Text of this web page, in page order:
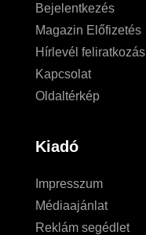
Bejelentkezés
Magazin Előfizetés
Hírlevél feliratkozás
Kapcsolat
Oldaltérkép
Kiadó
Impresszum
Médiaajánlat
Reklám segédlet